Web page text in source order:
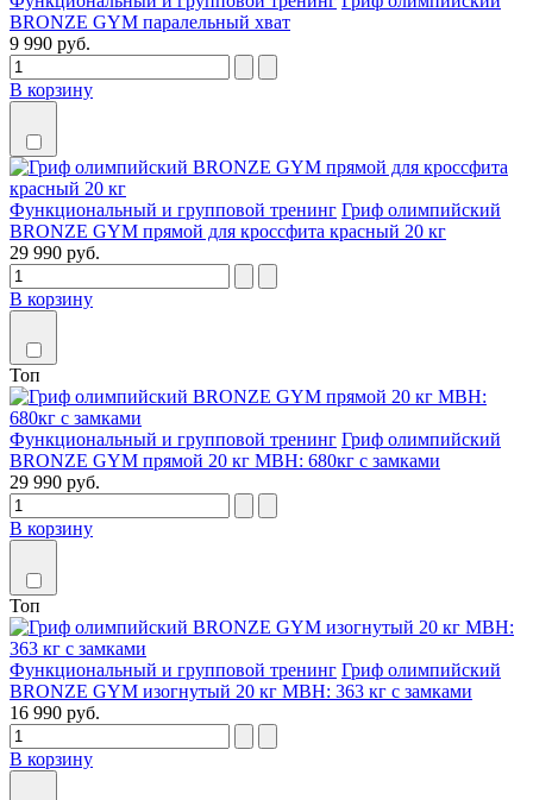
BRONZE GYM паралельный хват
9 990 руб.
В корзину
Функциональный и групповой тренинг Гриф олимпийский
BRONZE GYM прямой для кроссфита красный 20 кг
29 990 руб.
В корзину
Топ
Функциональный и групповой тренинг Гриф олимпийский
BRONZE GYM прямой 20 кг МВН: 680кг с замками
29 990 руб.
В корзину
Топ
Функциональный и групповой тренинг Гриф олимпийский
BRONZE GYM изогнутый 20 кг MBH: 363 кг с замками
16 990 руб.
В корзину